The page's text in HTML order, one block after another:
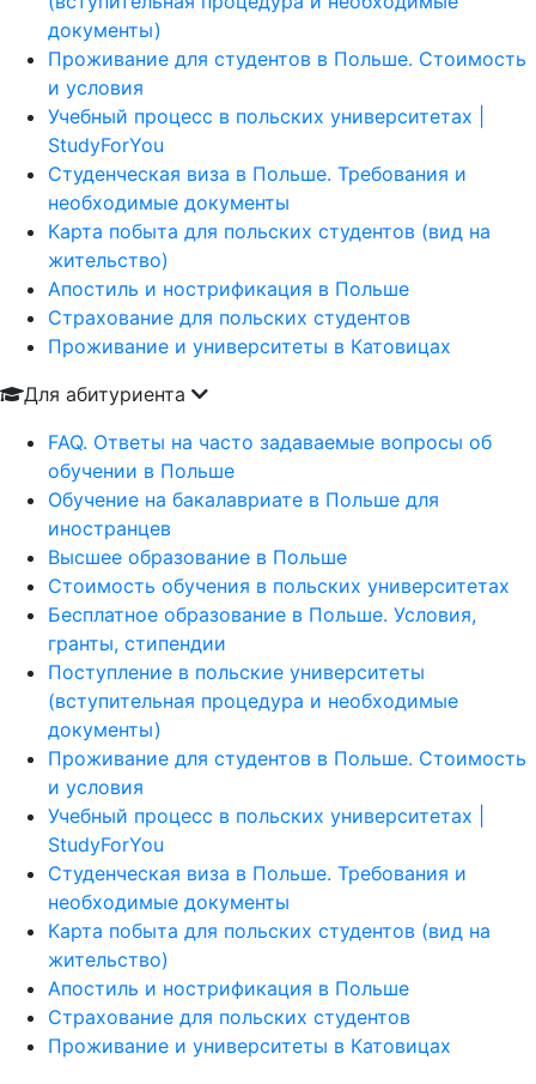
документы)
Проживание для студентов в Польше. Стоимость
и условия
Учебный процесс в польских университетах |
StudyForYou
Студенческая виза в Польше. Требования и
необходимые документы
Карта побыта для польских студентов (вид на
жительство)
Апостиль и нострификация в Польше
Страхование для польских студентов
Проживание и университеты в Катовицах
Для абитуриента
FAQ. Ответы на часто задаваемые вопросы об
обучении в Польше
Обучение на бакалавриате в Польше для
иностранцев
Высшее образование в Польше
Стоимость обучения в польских университетах
Бесплатное образование в Польше. Условия,
гранты, стипендии
Поступление в польские университеты
(вступительная процедура и необходимые
документы)
Проживание для студентов в Польше. Стоимость
и условия
Учебный процесс в польских университетах |
StudyForYou
Студенческая виза в Польше. Требования и
необходимые документы
Карта побыта для польских студентов (вид на
жительство)
Апостиль и нострификация в Польше
Страхование для польских студентов
Проживание и университеты в Катовицах